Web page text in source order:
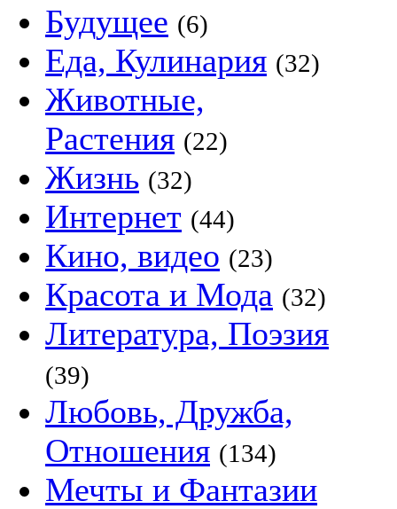
Будущее (6)
Еда, Кулинария (32)
Животные,
Растения (22)
Жизнь (32)
Интернет (44)
Кино, видео (23)
Красота и Мода (32)
Литература, Поэзия
(39)
Любовь, Дружба,
Отношения (134)
Мечты и Фантазии